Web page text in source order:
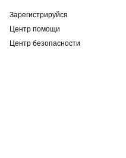
Зарегистрируйся
Центр помощи
Центр безопасности